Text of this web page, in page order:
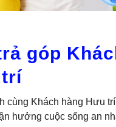
góp
cùng Khách hàng Hưu
hưởng cuộc sống an